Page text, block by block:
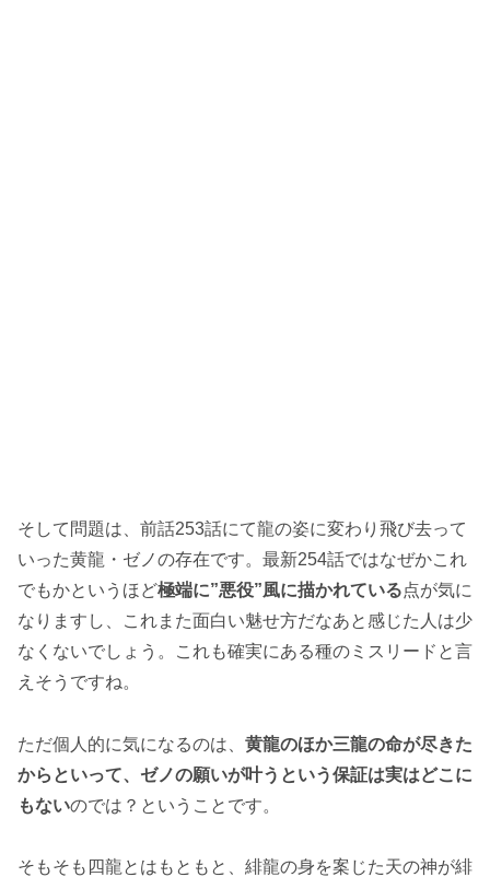
そして問題は、前話253話にて龍の姿に変わり飛び去って
いった黄龍・ゼノの存在です。最新254話ではなぜかこれ
でもかというほど極端に”悪役”風に描かれている点が気に
なりますし、これまた面白い魅せ方だなあと感じた人は少
なくないでしょう。これも確実にある種のミスリードと言
えそうですね。
ただ個人的に気になるのは、 黄龍のほか三龍の命が尽きた
からといって、ゼノの願いが叶うという保証は実はどこに
もないのでは？ということです。
そもそも四龍とはもともと、緋龍の身を案じた天の神が緋